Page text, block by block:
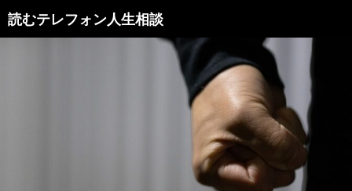
読むテレフォン人生相談